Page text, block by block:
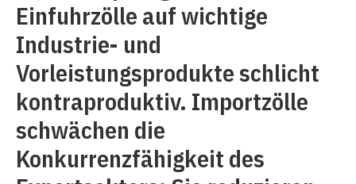
Einfuhrzölle auf wichtige
Industrie- und
Vorleistungsprodukte schlicht
kontraproduktiv. Importzölle
schwächen die
Konkurrenzfähigkeit des